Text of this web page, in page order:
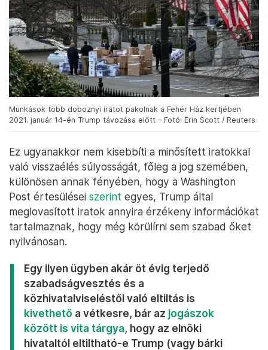
Munkások több doboznyi iratot pakolnak a Fehér Ház kertjében
2021. január 14-én Trump távozása előtt – Fotó: Erin Scott / Reuters
Ez ugyanakkor nem kisebbíti a minősített iratokkal
való visszaélés súlyosságát, főleg a jog szemében,
különösen annak fényében, hogy a Washington
Post értesülései szerint egyes, Trump által
meglovasított iratok annyira érzékeny információkat
tartalmaznak, hogy még körülírni sem szabad őket
nyilvánosan.
Egy ilyen ügyben akár öt évig terjedő
szabadságvesztés és a
közhivatalviseléstől való eltiltás is
kivethető a vétkesre, bár az jogászok
között is vita tárgya, hogy az elnöki
hivataltól eltiltható-e Trump (vagy bárki